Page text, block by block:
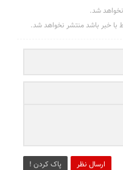
شد.
با خبر باشد منتشر نخواهد شد.
ارسال نظر پاک کردن !